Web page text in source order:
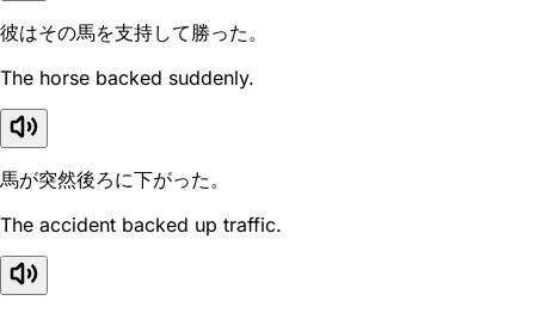
彼はその馬を支持して勝った。
The horse backed suddenly.
馬が突然後ろに下がった。
The accident backed up traffic.